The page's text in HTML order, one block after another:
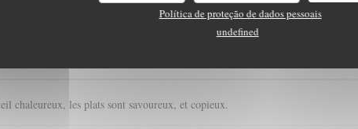
Política de proteção de dados pessoais
undefined
chaleureux, les plats sont savoureux, et copieux.